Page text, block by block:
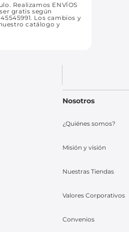
Realizamos ENVÍOS
gratis según
Los cambios y
catálogo y
Nosotros
¿Quiénes somos?
Misión y visión
Nuestras Tiendas
Valores Corporativos
Convenios